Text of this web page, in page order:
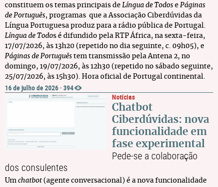
constituem os temas principais de Língua de Todos e Páginas
de Português, programas que a Associação Ciberdúvidas da
Língua Portuguesa produz para a rádio pública de Portugal.
Língua de Todos é difundido pela RTP África, na sexta-feira,
17/07/2026, às 13h20 (repetido no dia seguinte, c. 09h05), e
Páginas de Português tem transmissão pela Antena 2, no
domingo, 19/07/2026, às 12h30 (repetido no sábado seguinte,
25/07/2026, às 15h30). Hora oficial de Portugal continental.
16 de julho de 2026 · 394
Notícias
Chatbot
Ciberdúvidas: nova
funcionalidade em
fase experimental
Pede-se a colaboração
dos consulentes
Um chatbot (agente conversacional) é a nova funcionalidade